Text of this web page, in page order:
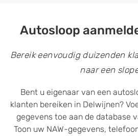
Autosloop
Bereik eenvoudig duizenden
naar een
Bent u eigenaar van een
klanten bereiken in Delwijnen?
gegevens toe aan de database
Toon uw NAW-gegevens,